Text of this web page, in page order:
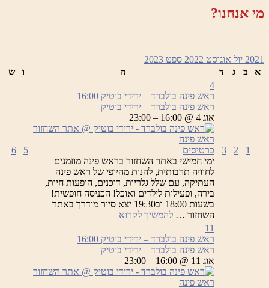
מי אנחנו?
2021 יול אוגוסט 2022 ספט 2023
א
ב ג ד ה ו ש
1
2
3
4
ראש פינה בולברד – ירידי בוטיק 16:00
ראש פינה בולברד – ירידי בוטיק
אוג 4 @ 16:00 – 23:00
כרטיסים
ימי חמישי באתר השחזור בראש פינה מוזמנים
לחוויה תרבותית, להנות מהיופי של ראש פינה
העתיקה, עם שלל גלריות, דוכנים, הופעות חיות,
בירה, ופעילות לילדים ואוכל! הכניסה חופשית!
בשעות 18:00 וב19:30 יצא סיור מודרך באתר
השחזור … להמשיך לקרוא
בולברד
–
ירידי
בוטיק
5
6
11
ראש פינה בולברד – ירידי בוטיק 16:00
ראש פינה בולברד – ירידי בוטיק
אוג 11 @ 16:00 – 23:00